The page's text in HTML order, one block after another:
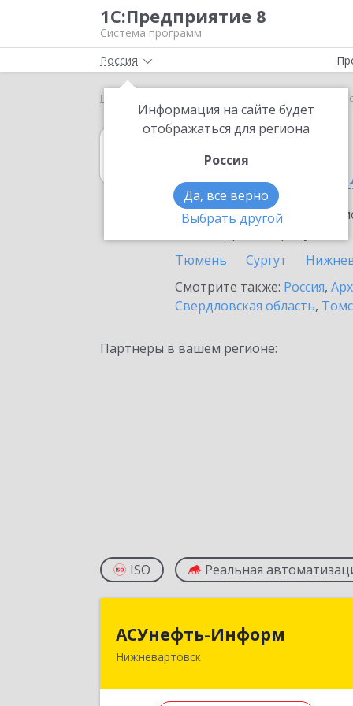
1С:Предприятие 8
Система программ
Россия
Информация на сайте будет
отображаться для региона
Россия
Да, все верно
Выбрать другой
Главная
1С:Гаражи
в Тюменской
Ознакомьтесь с
Тюмень
Сургут
Смотрите также: Россия,
Свердловская область,
Партнеры в вашем регионе:
ISO Реальная
АСУнефть-Информ
Нижневартовск
АСУнефть-Информ
628600, Ханты-Мансийский
Нижневартовск г, Индустриальная ул,